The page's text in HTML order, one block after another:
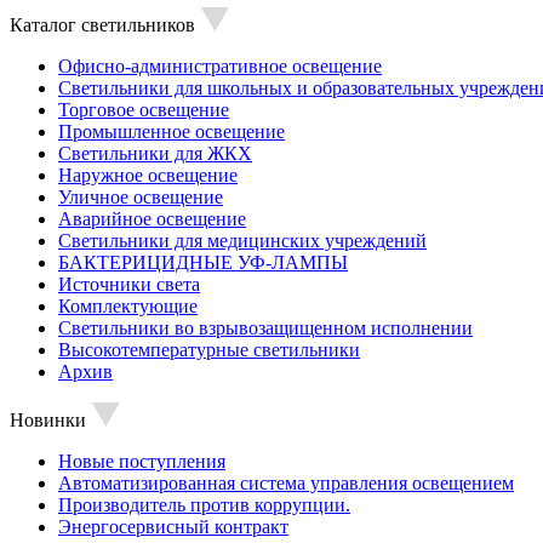
Каталог светильников
Офисно-административное освещение
Светильники для школьных и образовательных
Торговое освещение
Промышленное освещение
Светильники для ЖКХ
Наружное освещение
Уличное освещение
Аварийное освещение
Светильники для медицинских учреждений
БАКТЕРИЦИДНЫЕ УФ-ЛАМПЫ
Источники света
Комплектующие
Светильники во взрывозащищенном исполнении
Высокотемпературные светильники
Архив
Новинки
Новые поступления
Автоматизированная система управления освещением
Производитель против коррупции.
Энергосервисный контракт